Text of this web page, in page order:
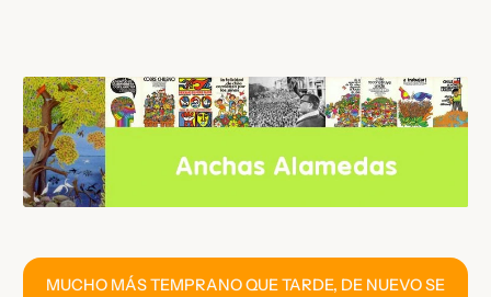
contenido
MUCHO MÁS TEMPRANO QUE TARDE, DE NUEVO SE